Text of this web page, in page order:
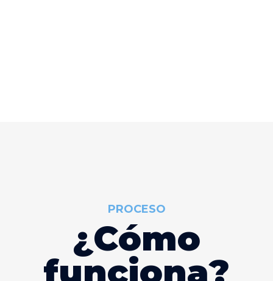
PROCESO
¿Cómo
funciona?